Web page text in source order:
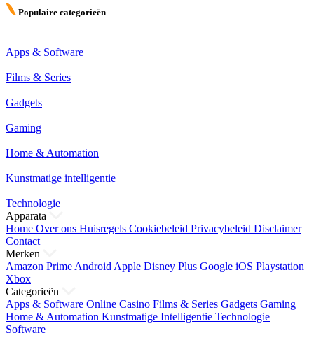
Populaire categorieën
Apps & Software
Films & Series
Gadgets
Gaming
Home & Automation
Kunstmatige intelligentie
Technologie
Apparata
Home Over ons Huisregels Cookiebeleid Privacybeleid Disclaimer
Contact
Merken
Amazon Prime Android Apple Disney Plus Google iOS Playstation
Xbox
Categorieën
Apps & Software Online Casino Films & Series Gadgets Gaming
Home & Automation Kunstmatige Intelligentie Technologie
Software